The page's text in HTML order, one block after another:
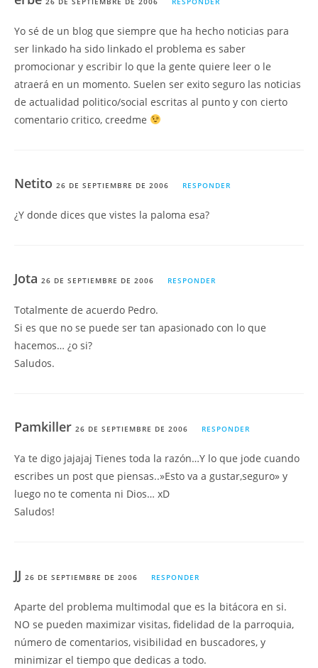
Yo sé de un blog que siempre que ha hecho noticias para
ser linkado ha sido linkado el problema es saber
promocionar y escribir lo que la gente quiere leer o le
atraerá en un momento. Suelen ser exito seguro las noticias
de actualidad politico/social escritas al punto y con cierto
comentario critico, creedme
Netito 26 DE SEPTIEMBRE DE 2006 RESPONDER
¿Y donde dices que vistes la paloma esa?
Jota 26 DE SEPTIEMBRE DE 2006 RESPONDER
Totalmente de acuerdo Pedro.
Si es que no se puede ser tan apasionado con lo que
hacemos… ¿o si?
Saludos.
Pamkiller 26 DE SEPTIEMBRE DE 2006 RESPONDER
Ya te digo jajajaj Tienes toda la razón…Y lo que jode cuando
escribes un post que piensas..»Esto va a gustar,seguro» y
luego no te comenta ni Dios… xD
Saludos!
JJ 26 DE SEPTIEMBRE DE 2006 RESPONDER
Aparte del problema multimodal que es la bitácora en si.
NO se pueden maximizar visitas, fidelidad de la parroquia,
número de comentarios, visibilidad en buscadores, y
minimizar el tiempo que dedicas a todo.